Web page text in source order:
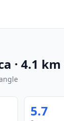
· 4.1 km
5.7